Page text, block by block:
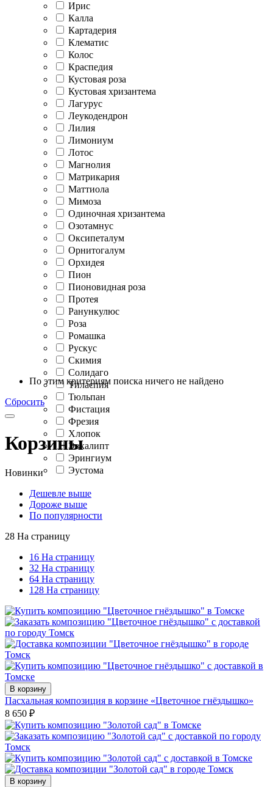
Ирис
Калла
Картадерия
Клематис
Колос
Краспедия
Кустовая роза
Кустовая хризантема
Лагурус
Леукодендрон
Лилия
Лимониум
Лотос
Магнолия
Матрикария
Маттиола
Мимоза
Одиночная хризантема
Озотамнус
Оксипеталум
Орнитогалум
Орхидея
Пион
Пионовидная роза
Протея
Ранункулюс
Роза
Ромашка
Рускус
Скимия
Солидаго
Тиласпия
Тюльпан
Фистация
Фрезия
Хлопок
Эвкалипт
Эрингиум
Эустома
По этим критериям поиска ничего не найдено
Сбросить
Корзины
Новинки
Дешевле выше
Дороже выше
По популярности
28 На страницу
16 На страницу
32 На страницу
64 На страницу
128 На страницу
В корзину
Пасхальная композиция в корзине «Цветочное гнёздышко»
8 650 ₽
В корзину